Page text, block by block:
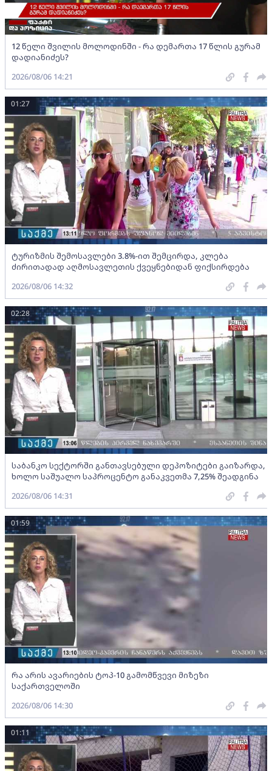
12 წელი შვილის მოლოდინში - რა დემართა 17 წლის გურამ
დადიანიძეს?
2026/08/06 14:21
ტურიზმის შემოსავლები 3.8%-ით შემცირდა, კლება
ძირითადად აღმოსავლეთის ქვეყნებიდან ფიქსირდება
01:27
2026/08/06 14:32
საბანკო სექტორში განთავსებული დეპოზიტები გაიზარდა,
ხოლო საშუალო საპროცენტო განაკვეთმა 7,25% შეადგინა
02:28
2026/08/06 14:31
რა არის ავარიების ტოპ-10 გამომწვევი მიზეზი
საქართველოში
01:59
2026/08/06 14:30
01:11